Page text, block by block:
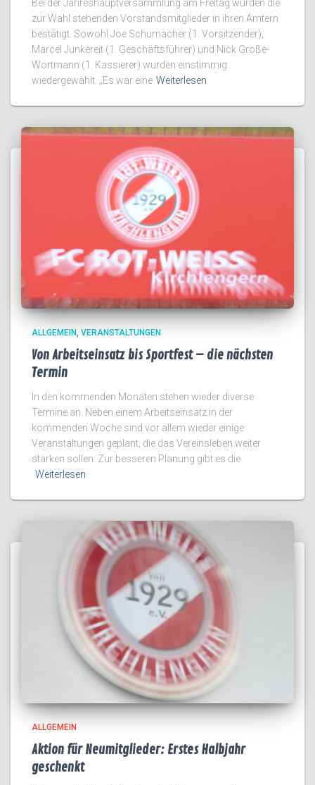
Bei der Jahreshauptversammlung am Freitag wurden die
zur Wahl stehenden Vorstandsmitglieder in ihren Ämtern
bestätigt. Sowohl Joe Schumacher (1. Vorsitzender),
Marcel Junkereit (1. Geschäftsführer) und Nick Große-
Wortmann (1. Kassierer) wurden einstimmig
wiedergewählt. „Es war eine Weiterlesen
ALLGEMEIN VERANSTALTUNGEN
Von Arbeitseinsatz bis Sportfest – die nächsten
Termin
In den kommenden Monaten stehen wieder diverse
Termine an. Neben einem Arbeitseinsatz in der
kommenden Woche sind vor allem wieder einige
Veranstaltungen geplant, die das Vereinsleben weiter
stärken sollen. Zur besseren Planung gibt es die
Weiterlesen
ALLGEMEIN
Aktion für Neumitglieder: Erstes Halbjahr
geschenkt